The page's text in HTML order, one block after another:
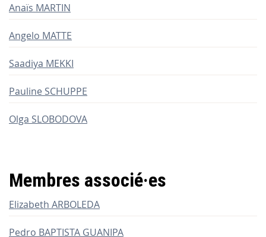
Anaïs MARTIN
Angelo MATTE
Saadiya MEKKI
Pauline SCHUPPE
Olga SLOBODOVA
Membres associé·es
Elizabeth ARBOLEDA
Pedro BAPTISTA GUANIPA